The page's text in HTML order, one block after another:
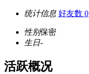
统计信息 好友数 0
性别保密
生日-
活跃概况